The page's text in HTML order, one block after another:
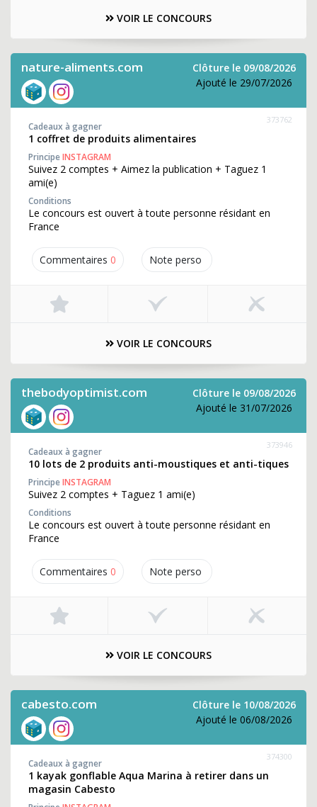
VOIR LE CONCOURS
nature-aliments.com
Clôture le 09/08/2026
Ajouté le 29/07/2026
Commentaires 0 Note perso
373762
Cadeaux à gagner
1 coffret de produits alimentaires
PrincipeINSTAGRAM
Suivez 2 comptes + Aimez la publication + Taguez 1
ami(e)
Conditions
Le concours est ouvert à toute personne résidant en
France
VOIR LE CONCOURS
thebodyoptimist.com
Clôture le 09/08/2026
Ajouté le 31/07/2026
Commentaires 0 Note perso
373946
Cadeaux à gagner
10 lots de 2 produits anti-moustiques et anti-tiques
PrincipeINSTAGRAM
Suivez 2 comptes + Taguez 1 ami(e)
Conditions
Le concours est ouvert à toute personne résidant en
France
VOIR LE CONCOURS
cabesto.com
Clôture le 10/08/2026
Ajouté le 06/08/2026
374300
Cadeaux à gagner
1 kayak gonflable Aqua Marina à retirer dans un
magasin Cabesto